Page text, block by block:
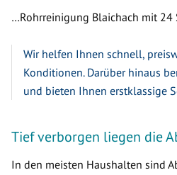
…Rohrreinigung Blaichach mit 24
Wir helfen Ihnen schnell,
Konditionen. Darüber hinaus
und bieten Ihnen erstklassige
Tief verborgen liegen die
In den meisten Haushalten sind